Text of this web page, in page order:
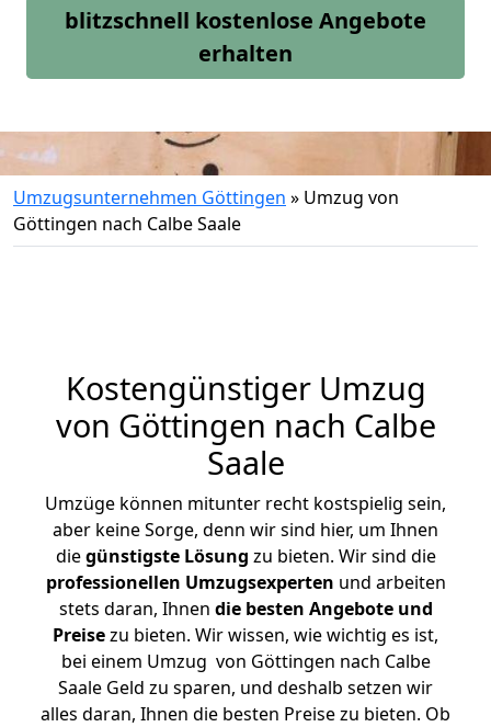
blitzschnell kostenlose Angebote
erhalten
Umzugsunternehmen Göttingen » Umzug von
Göttingen nach Calbe Saale
Kostengünstiger Umzug
von Göttingen nach Calbe
Saale
Umzüge können mitunter recht kostspielig sein,
aber keine Sorge, denn wir sind hier, um Ihnen
diegünstigste Lösung zu bieten. Wir sind die
professionellen Umzugsexperten und arbeiten
stets daran, Ihnen die besten Angebote und
Preisezu bieten. Wir wissen, wie wichtig es ist,
bei einem Umzug von Göttingen nach Calbe
Saale Geld zu sparen, und deshalb setzen wir
alles daran, Ihnen die besten Preise zu bieten. Ob